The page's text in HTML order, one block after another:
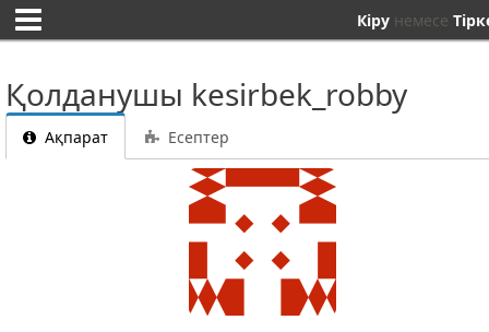
Кіру немесе
Қолданушы kesirbek_robby
Ақпарат Есептер